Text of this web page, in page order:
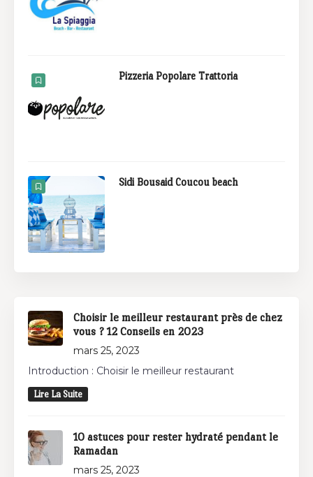
Pizzeria Popolare Trattoria
Sidi Bousaid Coucou beach
Choisir le meilleur restaurant près de chez
vous ? 12 Conseils en 2023
mars 25, 2023
Introduction : Choisir le meilleur restaurant
Lire La Suite
10 astuces pour rester hydraté pendant le
Ramadan
mars 25, 2023